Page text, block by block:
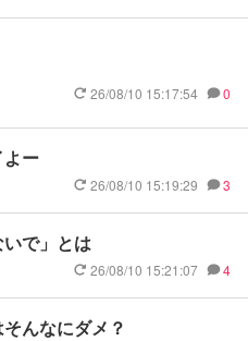
26/08/10 15:17:54 0
よー
26/08/10 15:19:29 3
いで」とは
26/08/10 15:21:07 4
んなにダメ？